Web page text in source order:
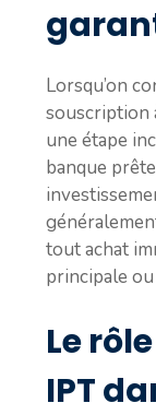
Lorsqu’on
souscription
une étape
banque
tout achat
principale
Le
IPT